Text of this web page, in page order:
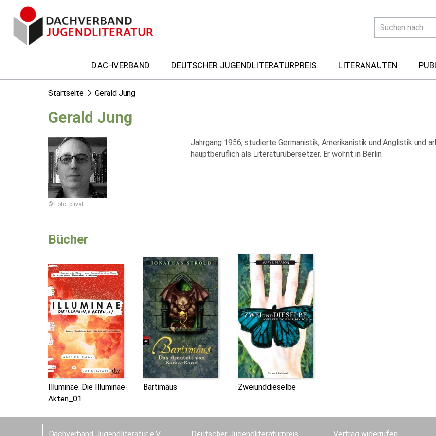
DACHVERBAND DEUTSCHER JUGENDLITERATURPREIS LITERANAUTEN
Startseite Gerald Jung
Gerald Jung
© Foto: privat
Jahrgang 1956, studierte Germanistik, Amerikanistik und Anglistik und
hauptberuflich als Literaturübersetzer. Er wohnt in Berlin.
Bücher
Illuminae. Die Illuminae-
Akten_01
Bartimäus Zweiunddieselbe
Dachverband Jugendliteratur e.V. Deutscher Jugendliteraturpreis Vertrag widerrufen